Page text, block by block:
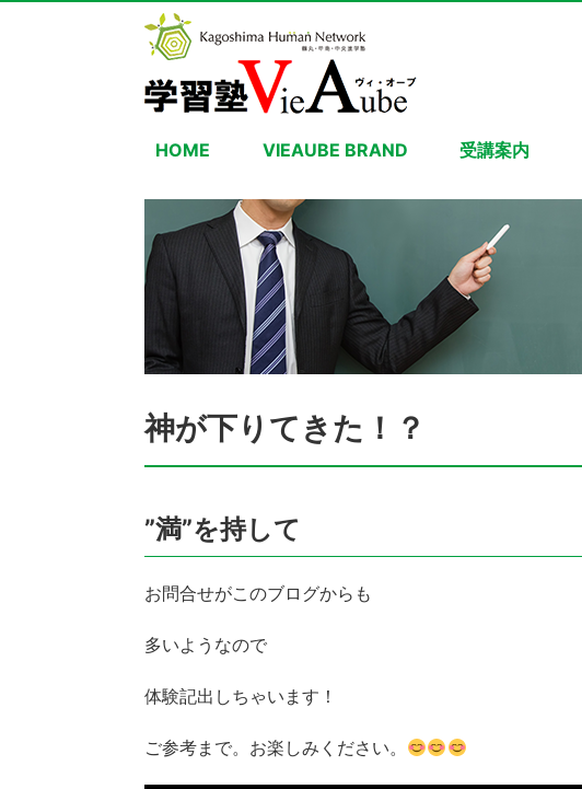
HOME VIEAUBE BRAND 受講案内
神が下りてきた！？
”満”を持して
お問合せがこのブログからも
多いようなので
体験記出しちゃいます！
ご参考まで。お楽しみください。